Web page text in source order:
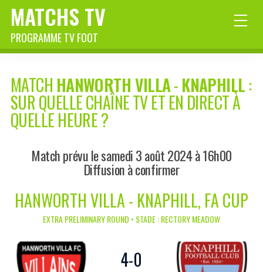
MATCHS TV
PROGRAMME TV FOOT
MATCH HANWORTH VILLA-KNAPHILL:
SUR QUELLE CHAÎNE TV ET EN DIRECT À
QUELLE HEURE ?
Match prévu le samedi 3 août 2024 à 16h00
Diffusion à confirmer
HANWORTH VILLA - KNAPHILL, FA CUP
EXTRA PRELIMINARY ROUND • STADE : RECTORY MEADOW
4-0